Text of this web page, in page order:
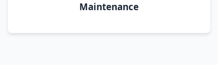
Maintenance